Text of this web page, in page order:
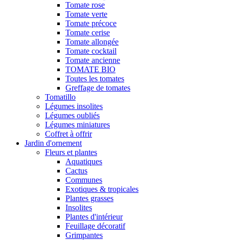
Tomate rose
Tomate verte
Tomate précoce
Tomate cerise
Tomate allongée
Tomate cocktail
Tomate ancienne
TOMATE BIO
Toutes les tomates
Greffage de tomates
Tomatillo
Légumes insolites
Légumes oubliés
Légumes miniatures
Coffret à offrir
Jardin d'ornement
Fleurs et plantes
Aquatiques
Cactus
Communes
Exotiques & tropicales
Plantes grasses
Insolites
Plantes d'intérieur
Feuillage décoratif
Grimpantes